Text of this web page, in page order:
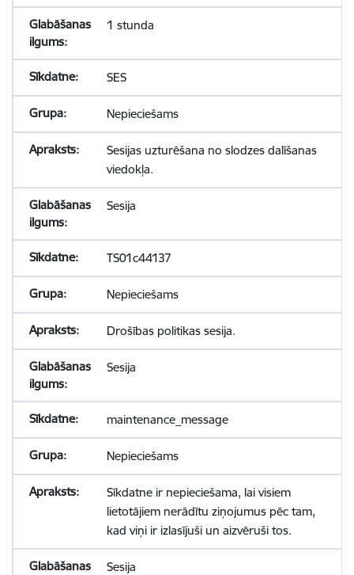
1 stunda
SES
Nepieciešams
Sesijas uzturēšana no slodzes dalīšanas
viedokļa.
Sesija
TS01c44137
Nepieciešams
Drošības politikas sesija.
Sesija
maintenance_message
Nepieciešams
Sīkdatne ir nepieciešama, lai visiem
lietotājiem nerādītu ziņojumus pēc tam,
kad viņi ir izlasījuši un aizvēruši tos.
Sesija